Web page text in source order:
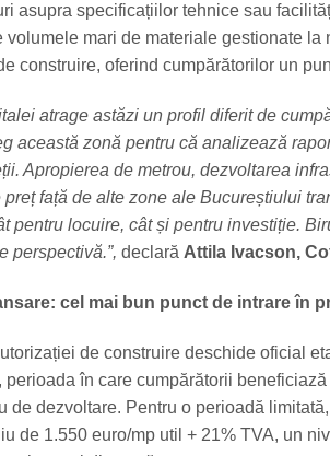
asupra specificațiilor tehnice sau
volumele mari de materiale gestionate
construire, oferind cumpărătorilor un
atrage astăzi un profil diferit de
această zonă pentru că analizează
Apropierea de metrou, dezvoltarea
preț față de alte zone ale Bucureștiului
pentru locuire, cât și pentru investiție.
perspectivă.”, declară Attila Ivacson,
cel mai bun punct de intrare în
de construire deschide oficial
perioada în care cumpărătorii
de dezvoltare. Pentru o perioadă
de 1.550 euro/mp util + 21% TVA, un